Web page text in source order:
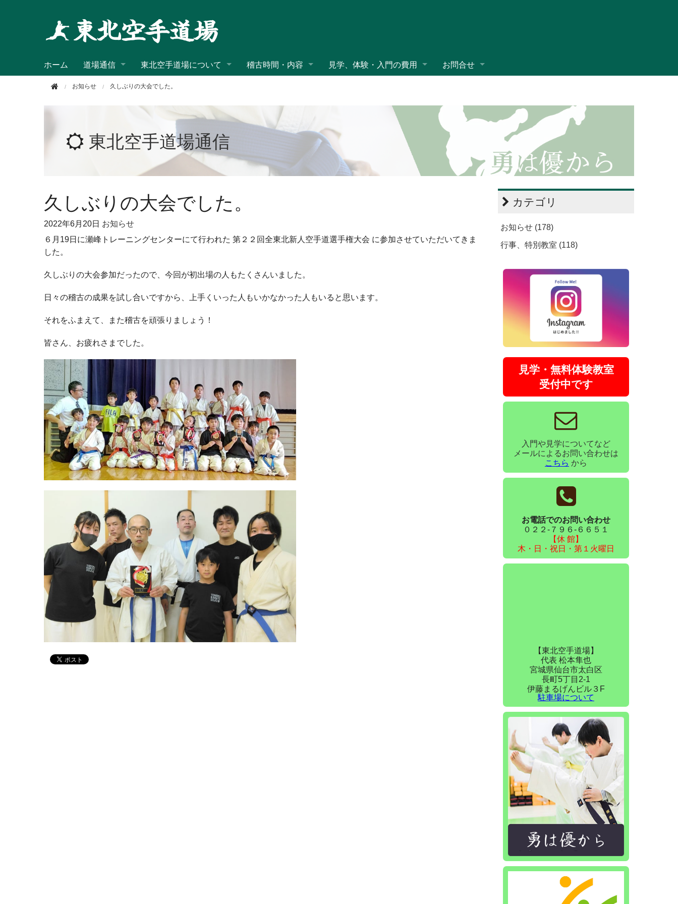
ホーム 道場通信 東北空手道場について 稽古時間・内容 見学、体験・入門の費用 お問合せ
お知らせ 久しぶりの大会でした。
東北空手道場通信
久しぶりの大会でした。
2022年6月20日 お知らせ
６月19日に瀬峰トレーニングセンターにて行われた 第２２回全東北新人空手道選手権大会 に参加させていただいてきま
した。
久しぶりの大会参加だったので、今回が初出場の人もたくさんいました。
日々の稽古の成果を試し合いですから、上手くいった人もいかなかった人もいると思います。
それをふまえて、また稽古を頑張りましょう！
皆さん、お疲れさまでした。
カテゴリ
お知らせ (178)
行事、特別教室 (118)
見学・無料体験教室
受付中です
入門や見学についてなど
メールによるお問い合わせは
こちら から
お電話でのお問い合わせ
０２２-７９６-６６５１
【休 館】
木・日・祝日・第１火曜日
【東北空手道場】
代表 松本隼也
宮城県仙台市太白区
長町5丁目2-1
伊藤まるげんビル３F
駐車場について